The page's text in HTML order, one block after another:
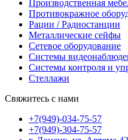
Производственная
Противокражное
Рации / Радиостанции
Металлические сейфы
Сетевое оборудование
Системы
Системы контроля и
Стеллажи
Свяжитесь с нами
+7(949)-034-75-57
+7(949)-304-75-57